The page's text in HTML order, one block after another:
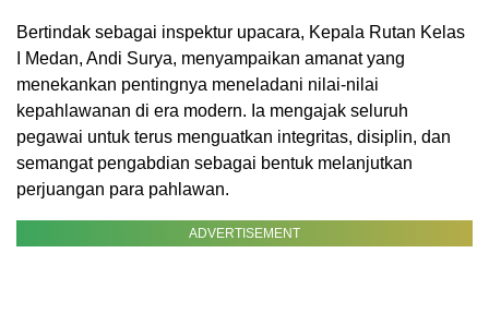
Bertindak sebagai inspektur upacara, Kepala Rutan Kelas
I Medan, Andi Surya, menyampaikan amanat yang
menekankan pentingnya meneladani nilai-nilai
kepahlawanan di era modern. Ia mengajak seluruh
pegawai untuk terus menguatkan integritas, disiplin, dan
semangat pengabdian sebagai bentuk melanjutkan
perjuangan para pahlawan.
ADVERTISEMENT